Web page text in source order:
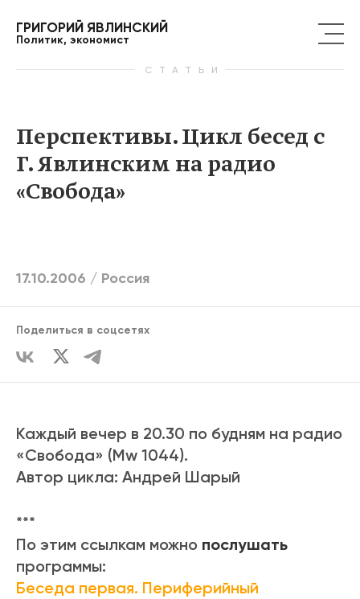
ГРИГОРИЙ ЯВЛИНСКИЙ
Политик, экономист
СТАТЬИ
Перспективы. Цикл бесед с
Г. Явлинским на радио
«Свобода»
17.10.2006 / Россия
Поделиться в соцсетях
Каждый вечер в 20.30 по будням на радио
«Свобода» (Mw 1044).
Автор цикла: Андрей Шарый
***
По этим ссылкам можно послушать
программы:
Беседа первая. Периферийный